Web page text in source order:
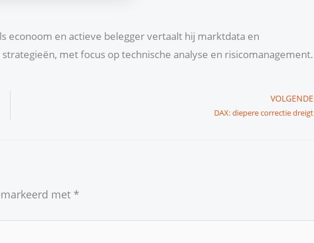
econoom en actieve belegger vertaalt hij marktdata en
met focus op technische analyse en risicomanagement.
VOLGENDE
DAX: diepere correctie dreigt
met *